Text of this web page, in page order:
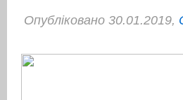
Опубліковано 30.01.2019,